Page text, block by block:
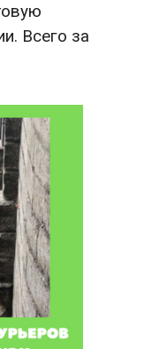
Всего за